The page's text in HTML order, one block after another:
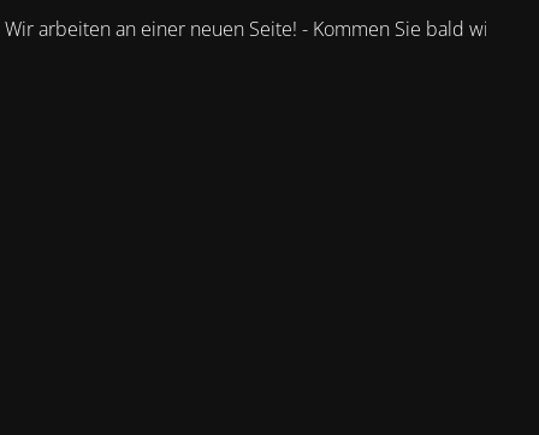
Wir arbeiten an einer neuen Seite! - Kommen Sie bald wieder.